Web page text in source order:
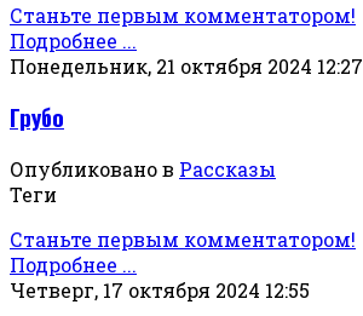
Станьте первым комментатором!
Подробнее ...
Понедельник, 21 октября 2024 12:27
Грубо
Опубликовано в Рассказы
Теги
Станьте первым комментатором!
Подробнее ...
Четверг, 17 октября 2024 12:55